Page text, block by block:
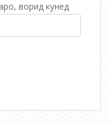
ворид кунед